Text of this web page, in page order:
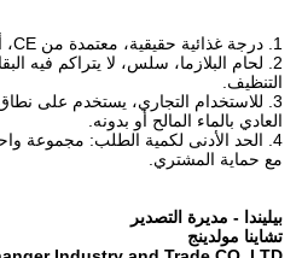
1. درجة غذائية حقيقية، معتمدة من CE، أفضل جودة
2. لحام البلازما، سلس، لا يتراكم فيه
التنظيف.
3. للاستخدام التجاري، يستخدم على
العادي بالماء المالح أو بدونه.
مع حماية المشتري.
بيليندا - مديرة التصدير
تشاينا مولدينج